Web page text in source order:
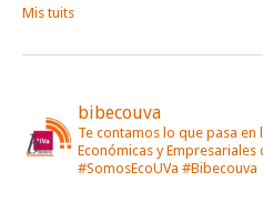
Mis tuits
bibecouva
Te contamos lo que pasa
Económicas y
#SomosEcoUVa #Bibecouva